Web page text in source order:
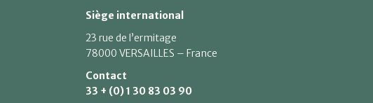
Siège international
23 rue de l’ermitage
78000 VERSAILLES – France
Contact
33 + (0) 1 30 83 03 90